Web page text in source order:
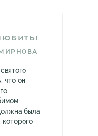
что он
была